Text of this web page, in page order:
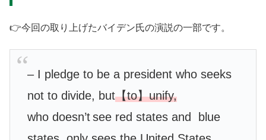
👉今回の取り上げたバイデン氏の演説の一部です。
– I pledge to be a president who seeks
not to divide, but【to】unify,
who doesn’tsee red states and blue